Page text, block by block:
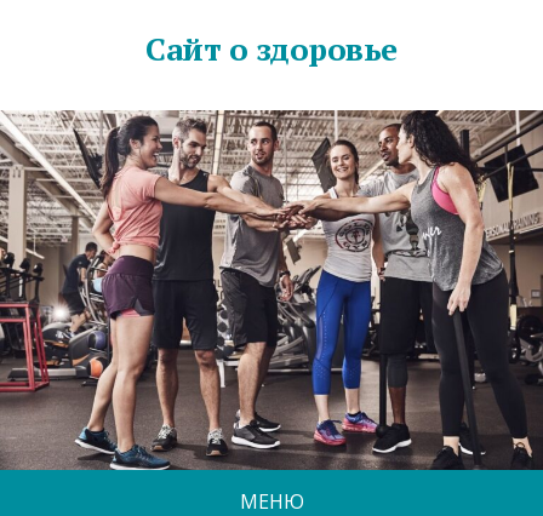
Сайт о здоровье
МЕНЮ